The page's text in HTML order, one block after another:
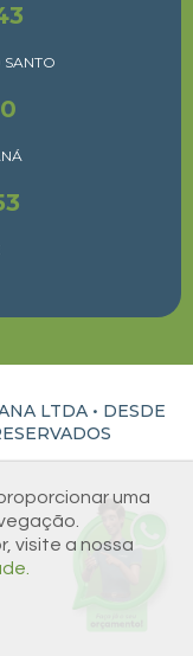
SANTO
LTDA • DESDE
uma
visite a nossa